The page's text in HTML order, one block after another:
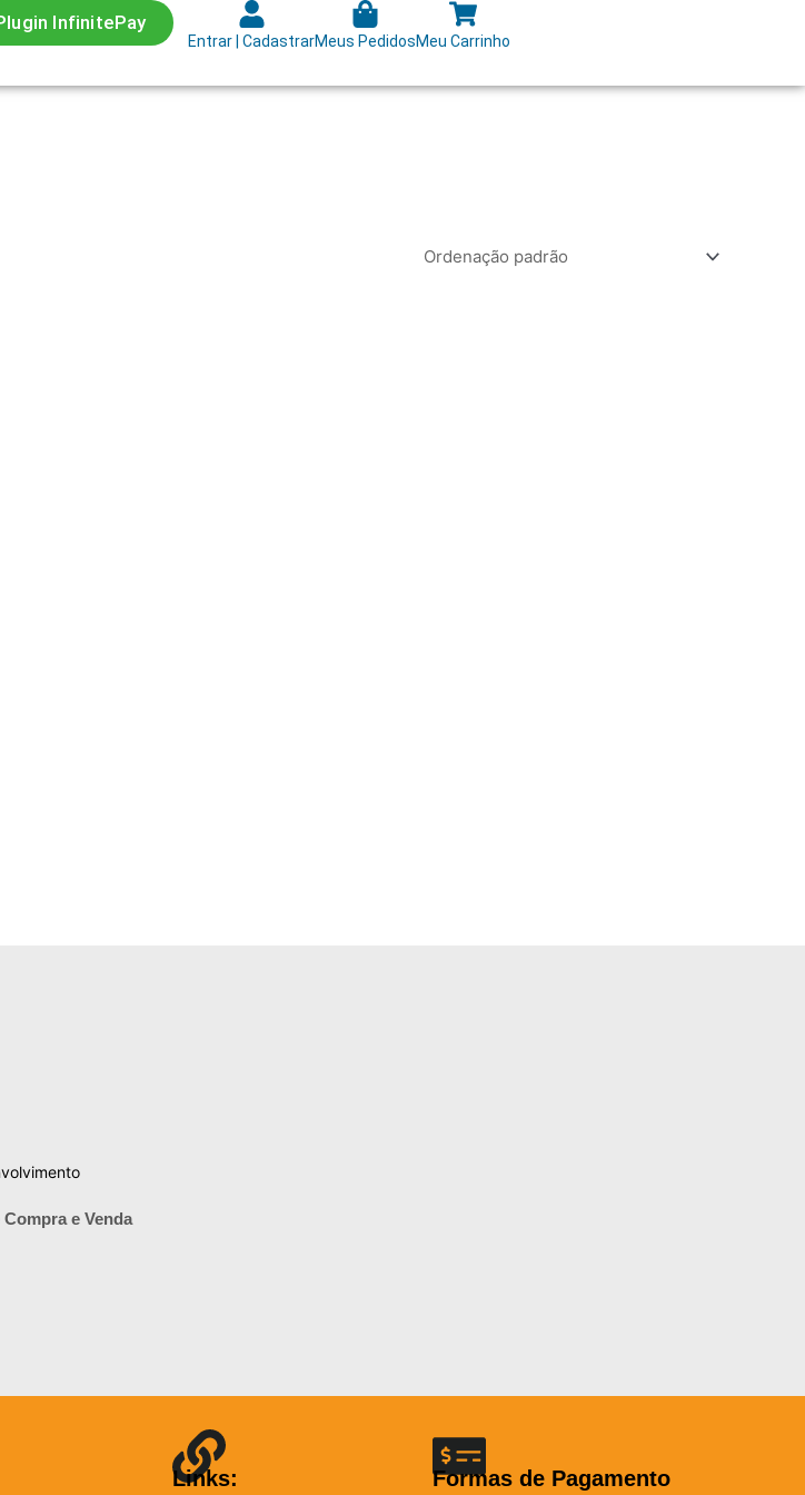
InfinitePay
Entrar | CadastrarMeus PedidosMeu Carrinho
e Venda
Links: Formas de Pagamento